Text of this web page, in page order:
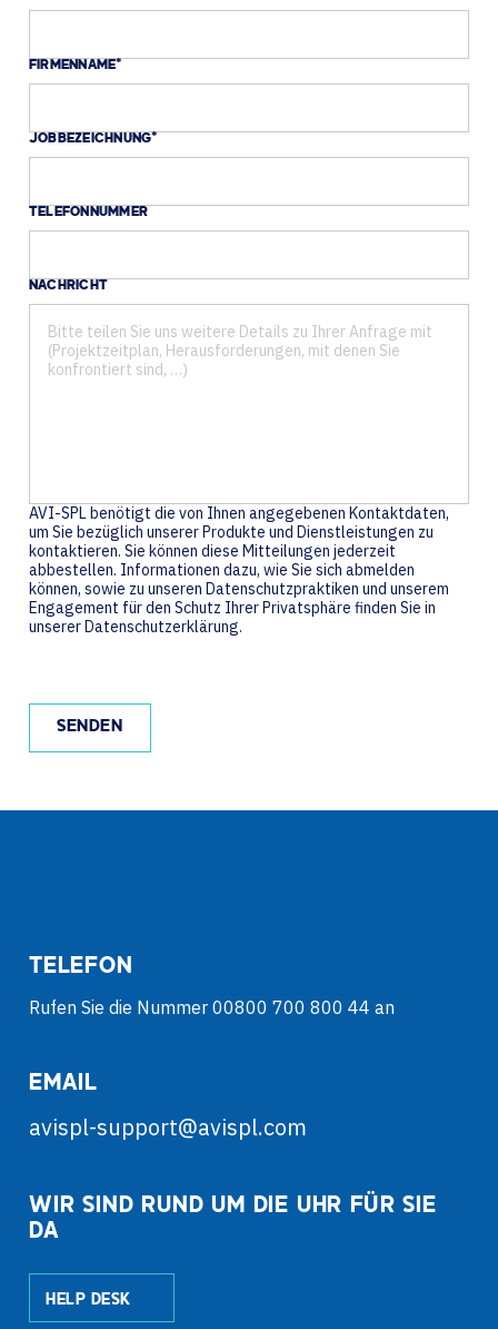
FIRMENNAME*
JOBBEZEICHNUNG*
TELEFONNUMMER
NACHRICHT
AVI-SPL benötigt die von Ihnen angegebenen Kontaktdaten,
um Sie bezüglich unserer Produkte und Dienstleistungen zu
kontaktieren. Sie können diese Mitteilungen jederzeit
abbestellen. Informationen dazu, wie Sie sich abmelden
können, sowie zu unseren Datenschutzpraktiken und unserem
Engagement für den Schutz Ihrer Privatsphäre finden Sie in
unserer Datenschutzerklärung.
TELEFON
Rufen Sie die Nummer 00800 700 800 44 an
EMAIL
avispl-support@avispl.com
WIR SIND RUND UM DIE UHR FÜR SIE
DA
HELP DESK